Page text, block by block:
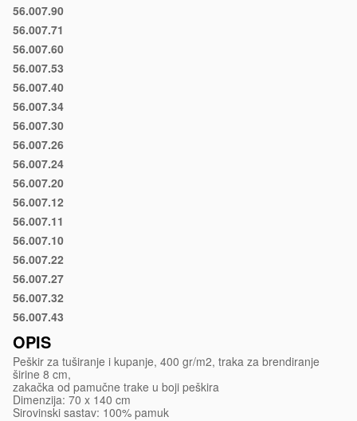
Bela
56.007.90
Bež
56.007.71
Narandžasta
56.007.60
Kelly
zelena
56.007.53
žuta
56.007.40
Ciklama
56.007.34
Crvena
56.007.30
Tirkizno
plava
56.007.26
Ljubičasta
56.007.24
Plava
56.007.20
Siva
56.007.12
Tamno
siva
56.007.11
Crna
56.007.10
Svetlo
plava
56.007.22
Lila
56.007.27
Roze
56.007.32
Svetlo
žuta
56.007.43
OPIS
Peškir za tuširanje i kupanje, 400 gr/m2, traka za brendiranje
širine 8 cm,
zakačka od pamučne trake u boji peškira
Dimenzija: 70 x 140 cm
Sirovinski sastav: 100% pamuk